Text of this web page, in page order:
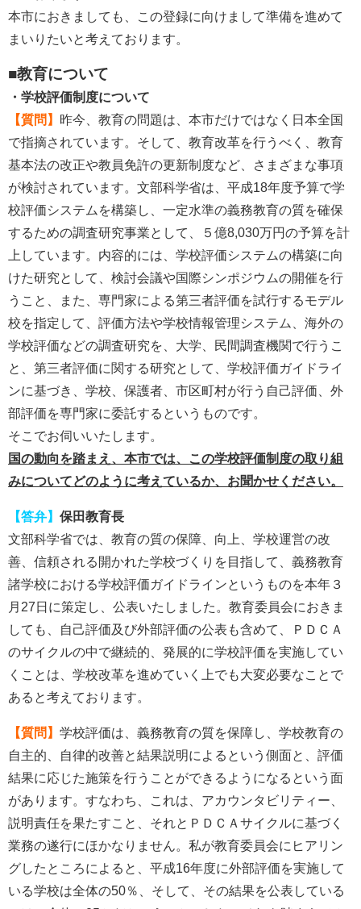
本市におきましても、この登録に向けまして準備を進めて
まいりたいと考えております。
■教育について
・学校評価制度について
【質問】 昨今、教育の問題は、本市だけではなく日本全国
で指摘されています。そして、教育改革を行うべく、教育
基本法の改正や教員免許の更新制度など、さまざまな事項
が検討されています。文部科学省は、平成18年度予算で学
校評価システムを構築し、一定水準の義務教育の質を確保
するための調査研究事業として、５億8,030万円の予算を計
上しています。内容的には、学校評価システムの構築に向
けた研究として、検討会議や国際シンポジウムの開催を行
うこと、また、専門家による第三者評価を試行するモデル
校を指定して、評価方法や学校情報管理システム、海外の
学校評価などの調査研究を、大学、民間調査機関で行うこ
と、第三者評価に関する研究として、学校評価ガイドライ
ンに基づき、学校、保護者、市区町村が行う自己評価、外
部評価を専門家に委託するというものです。
そこでお伺いいたします。
国の動向を踏まえ、本市では、この学校評価制度の取り組
みについてどのように考えているか、お聞かせください。
【答弁】 保田教育長
文部科学省では、教育の質の保障、向上、学校運営の改
善、信頼される開かれた学校づくりを目指して、義務教育
諸学校における学校評価ガイドラインというものを本年３
月27日に策定し、公表いたしました。教育委員会におきま
しても、自己評価及び外部評価の公表も含めて、ＰＤＣＡ
のサイクルの中で継続的、発展的に学校評価を実施してい
くことは、学校改革を進めていく上でも大変必要なことで
あると考えております。
【質問】 学校評価は、義務教育の質を保障し、学校教育の
自主的、自律的改善と結果説明によるという側面と、評価
結果に応じた施策を行うことができるようになるという面
があります。すなわち、これは、アカウンタビリティー、
説明責任を果たすこと、それとＰＤＣＡサイクルに基づく
業務の遂行にほかなりません。私が教育委員会にヒアリン
グしたところによると、平成16年度に外部評価を実施して
いる学校は全体の50％、そして、その結果を公表している